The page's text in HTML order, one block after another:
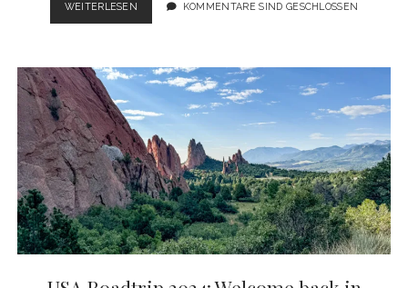
WEITERLESEN
ROADTRIP
BÖGEN
WANDERN
UTAH
KOMMENTARE SIND GESCHLOSSEN